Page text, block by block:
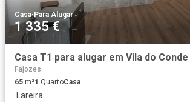
Casa·Para Alugar
1 335 €
Casa T1 para alugar em Vila do Conde
Fajozes
65 m²1 QuartoCasa
· Lareira